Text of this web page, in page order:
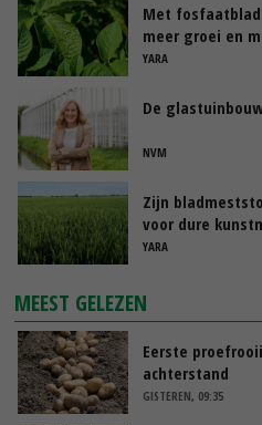
Met
meer groei en
YARA
De
NVM
Zijn
voor dure
YARA
MEEST GELEZEN
Eerste
achterstand
GISTEREN, 09:35